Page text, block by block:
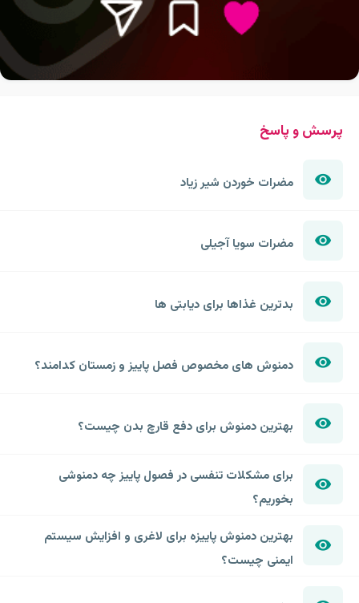
پرسش و پاسخ
مضرات خوردن شیر زیاد
مضرات سویا آجیلی
بدترین غذاها برای دیابتی ها
دمنوش های مخصوص فصل پاییز و زمستان کدامند؟
بهترین دمنوش برای دفع قارچ بدن چیست؟
برای مشکلات تنفسی در فصول پاییز چه دمنوشی
بخوریم؟
بهترین دمنوش پاییزه برای لاغری و افزایش سیستم
ایمنی چیست؟